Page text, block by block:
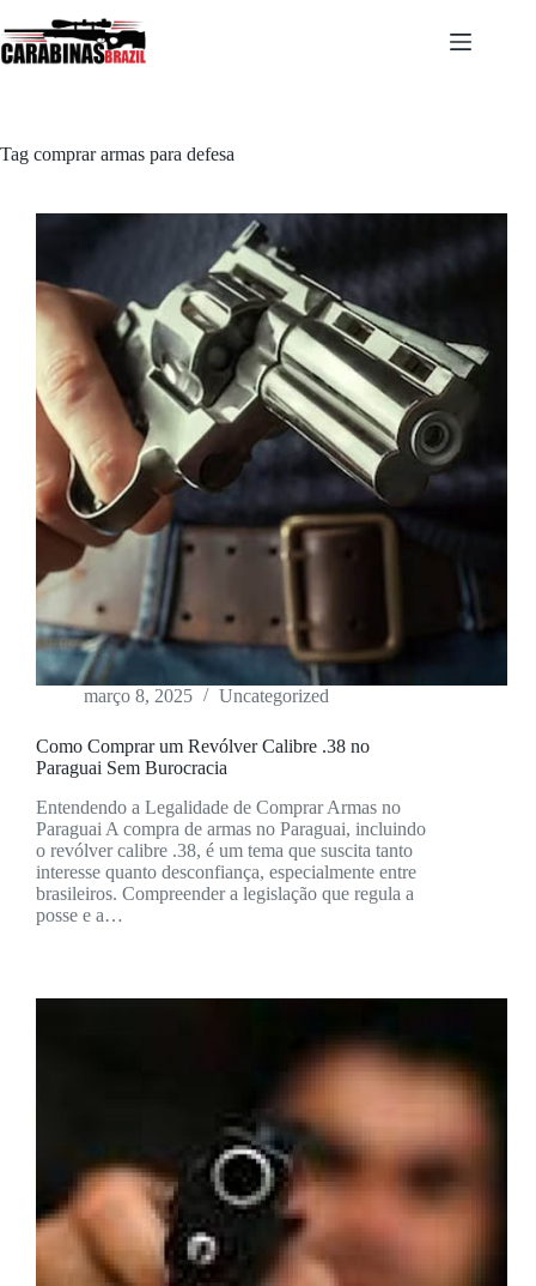
para
o
Tag comprar armas para defesa
março 8, 2025 Uncategorized
Como Comprar um Revólver Calibre .38 no
Paraguai Sem Burocracia
Entendendo a Legalidade de Comprar Armas no
Paraguai A compra de armas no Paraguai, incluindo
o revólver calibre .38, é um tema que suscita tanto
interesse quanto desconfiança, especialmente entre
brasileiros. Compreender a legislação que regula a
posse e a…